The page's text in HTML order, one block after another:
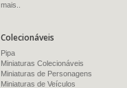
mais..
Colecionáveis
Pipa
Miniaturas Colecionáveis
Miniaturas de Personagens
Miniaturas de Veículos